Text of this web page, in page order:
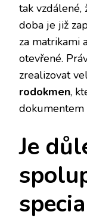
tak vzdálené,
doba je již
za matrikami
otevřené.
zrealizovat
rodokmen,
dokumentem
Je